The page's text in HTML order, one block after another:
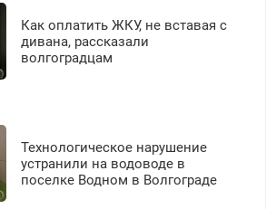
транспортной
безопасности с з/п до
125000 руб.
Как оплатить ЖКУ, не вставая с
дивана, рассказали
волгоградцам
Технологическое нарушение
устранили на водоводе в
поселке Водном в Волгограде